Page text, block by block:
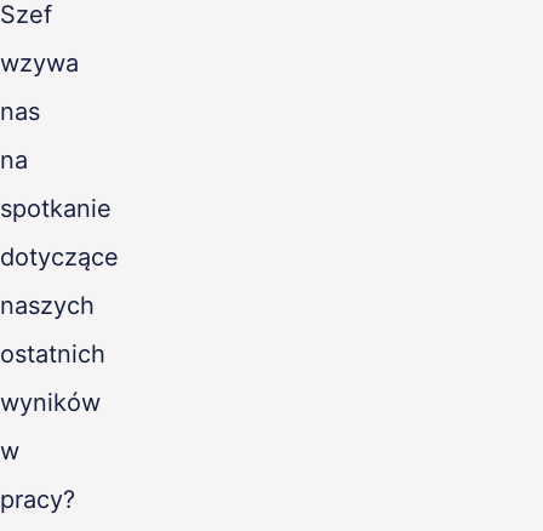
Szef
wzywa
nas
na
spotkanie
dotyczące
naszych
ostatnich
wyników
w
pracy?